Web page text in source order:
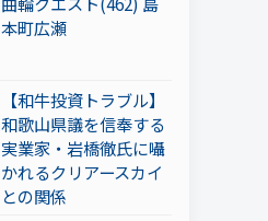
本町広瀬
【和牛投資トラブル】
和歌山県議を信奉する
実業家・岩橋徹氏に囁
かれるクリアースカイ
との関係